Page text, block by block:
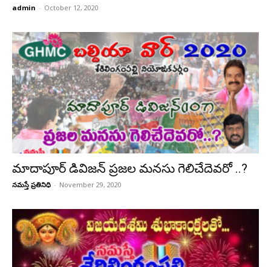
admin - October 12, 2020
మాదాపూర్ డివిజన్ ప్రజల మనసు గెలిచేదెవరో ..?
నమస్తే ప్రతినిధి - November 29, 2020